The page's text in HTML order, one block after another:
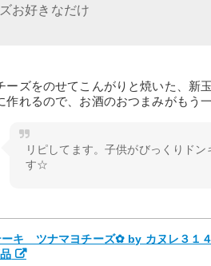
お好きなだけ
ーズをのせてこんがりと焼いた、新
作れるので、お酒のおつまみがもう
リピしてます。子供がびっくりド
す☆
キ ツナマヨチーズ✿ by カヌレ３１